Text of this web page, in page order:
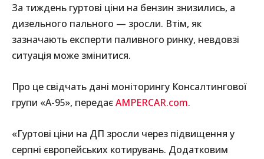
За тиждень гуртові ціни на бензин знизились, а
дизельного пального — зросли. Втім, як
зазначають експерти паливного ринку, невдовзі
ситуація може змінитися.
Про це свідчать дані моніторингу Консалтингової
групи «А-95», передаєAMPERCAR.com.
«Гуртові ціни на ДП зросли через підвищення у
серпні європейських котирувань. Додатковим